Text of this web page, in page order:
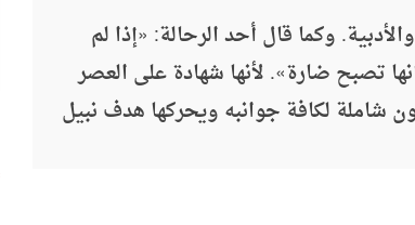
وكما قال أحد الرحالة: «إذا لم
تصبح ضارة». لأنها شهادة على العصر
شاملة لكافة جوانبه ويحركها هدف نبيل